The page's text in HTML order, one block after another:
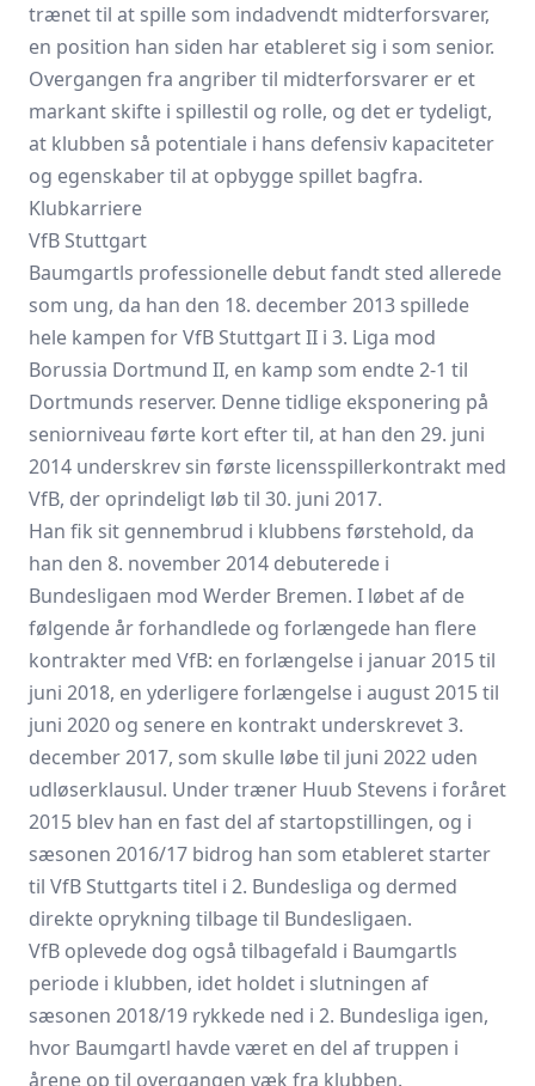
trænet til at spille som indadvendt midterforsvarer,
en position han siden har etableret sig i som senior.
Overgangen fra angriber til midterforsvarer er et
markant skifte i spillestil og rolle, og det er tydeligt,
at klubben så potentiale i hans defensiv kapaciteter
og egenskaber til at opbygge spillet bagfra.
Klubkarriere
VfB Stuttgart
Baumgartls professionelle debut fandt sted allerede
som ung, da han den 18. december 2013 spillede
hele kampen for VfB Stuttgart II i 3. Liga mod
Borussia Dortmund II, en kamp som endte 2-1 til
Dortmunds reserver. Denne tidlige eksponering på
seniorniveau førte kort efter til, at han den 29. juni
2014 underskrev sin første licensspillerkontrakt med
VfB, der oprindeligt løb til 30. juni 2017.
Han fik sit gennembrud i klubbens førstehold, da
han den 8. november 2014 debuterede i
Bundesligaen mod Werder Bremen. I løbet af de
følgende år forhandlede og forlængede han flere
kontrakter med VfB: en forlængelse i januar 2015 til
juni 2018, en yderligere forlængelse i august 2015 til
juni 2020 og senere en kontrakt underskrevet 3.
december 2017, som skulle løbe til juni 2022 uden
udløserklausul. Under træner Huub Stevens i foråret
2015 blev han en fast del af startopstillingen, og i
sæsonen 2016/17 bidrog han som etableret starter
til VfB Stuttgarts titel i 2. Bundesliga og dermed
direkte oprykning tilbage til Bundesligaen.
VfB oplevede dog også tilbagefald i Baumgartls
periode i klubben, idet holdet i slutningen af
sæsonen 2018/19 rykkede ned i 2. Bundesliga igen,
hvor Baumgartl havde været en del af truppen i
årene op til overgangen væk fra klubben.